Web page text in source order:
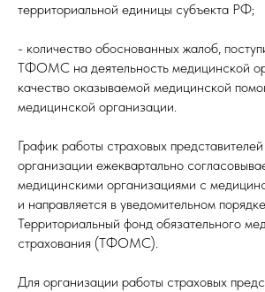
территориальной единицы субъекта РФ;
- количество обоснованных жалоб,
ТФОМС на деятельность медицинской
качество оказываемой медицинской
медицинской организации.
График работы страховых
организации ежеквартально
медицинскими организациями с
и направляется в уведомительном
Территориальный фонд обязательного
страхования (ТФОМС).
Для организации работы страховых